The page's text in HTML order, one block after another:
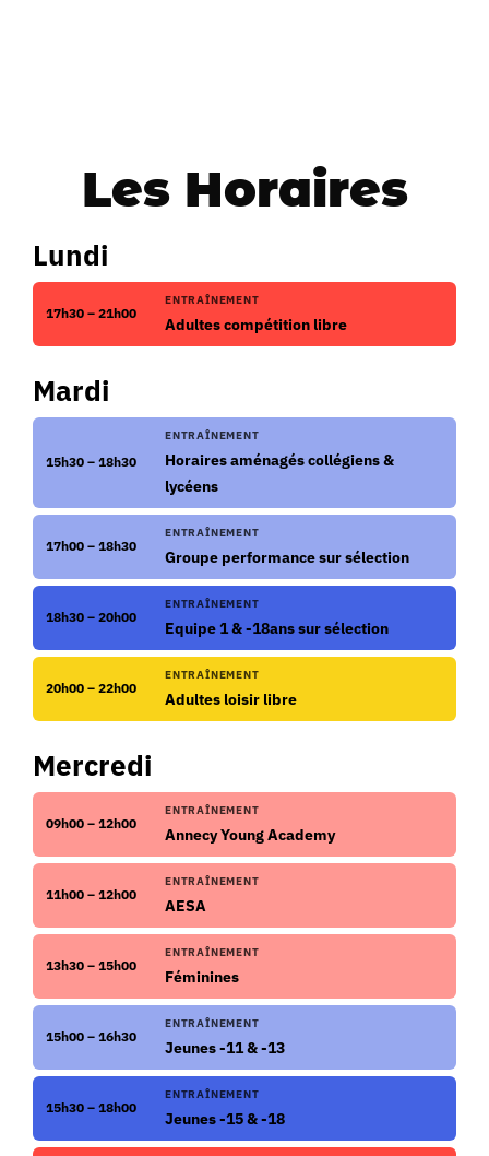
Les Horaires
Lundi
17h30 – 21h00
ENTRAÎNEMENT
Adultes compétition libre
Mardi
15h30 – 18h30
ENTRAÎNEMENT
Horaires aménagés collégiens &
lycéens
17h00 – 18h30
ENTRAÎNEMENT
Groupe performance sur sélection
18h30 – 20h00
ENTRAÎNEMENT
Equipe 1 & -18ans sur sélection
20h00 – 22h00
ENTRAÎNEMENT
Adultes loisir libre
Mercredi
09h00 – 12h00
ENTRAÎNEMENT
Annecy Young Academy
11h00 – 12h00
ENTRAÎNEMENT
AESA
13h30 – 15h00
ENTRAÎNEMENT
Féminines
15h00 – 16h30
ENTRAÎNEMENT
Jeunes -11 & -13
15h30 – 18h00
ENTRAÎNEMENT
Jeunes -15 & -18